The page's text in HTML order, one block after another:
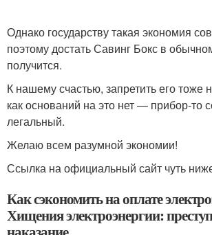
Однако государству такая экономия
поэтому достать Савинг Бокс в
получится.
К нашему счастью, запретить его тоже
как оснований на это нет — прибор-то
легальный.
Желаю всем разумной экономии!
Ссылка на официальный сайт чуть
Как сэкономить на оплате
Хищения электроэнергии: